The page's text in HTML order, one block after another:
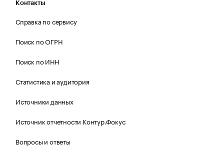
Контакты
Справка по сервису
Поиск по ОГРН
Поиск по ИНН
Статистика и аудитория
Источники данных
Источник отчетности Контур.Фокус
Вопросы и ответы